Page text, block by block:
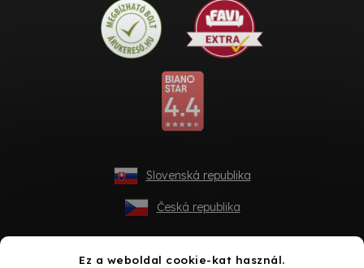
Ez a weboldal cookie-kat használ.
Slovenská republika
Česká republika